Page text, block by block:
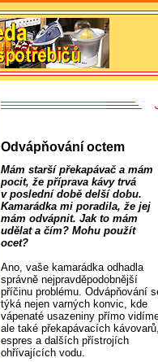
Odvápňování octem
Mám starší překapávač a mám
pocit, že příprava kávy trvá
v poslední době delší dobu.
Kamarádka mi poradila, že jej
mám odvápnit. Jak to mám
udělat a čím? Mohu použít
ocet?
Ano, vaše kamarádka odhadla
správně nejpravděpodobnější
příčinu problému. Odvápňování
týká nejen varných konvic, kde
vápenaté usazeniny přímo
ale také překapávacích
espres a dalších přístrojích
ohřívajících vodu.